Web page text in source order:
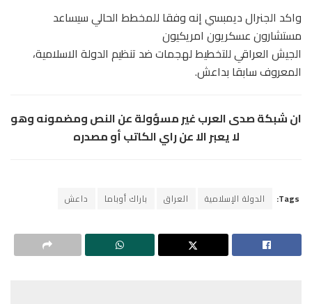
واكد الجنرال ديمبسي إنه وفقا للمخطط الحالي سيساعد
مستشارون عسكريون امريكيون
الجيش العراقي للتخطيط لهجمات ضد تنظيم الدولة الاسلامية،
المعروف سابقا بداعش.
ان شبكة صدى العرب غير مسؤولة عن النص ومضمونه وهو
لا يعبر الا عن راي الكاتب أو مصدره
Tags: الدولة الإسلامية العراق باراك أوباما داعش